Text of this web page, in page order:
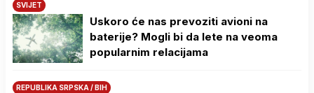
SVIJET
Uskoro će nas prevoziti avioni na
baterije? Mogli bi da lete na veoma
popularnim relacijama
REPUBLIKA SRPSKA / BIH